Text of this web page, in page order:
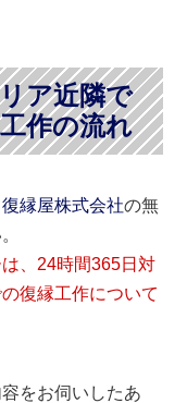
ア近隣で
作の流れ
復縁屋株式会社の無
、24時間365日対
復縁工作について
をお伺いしたあ